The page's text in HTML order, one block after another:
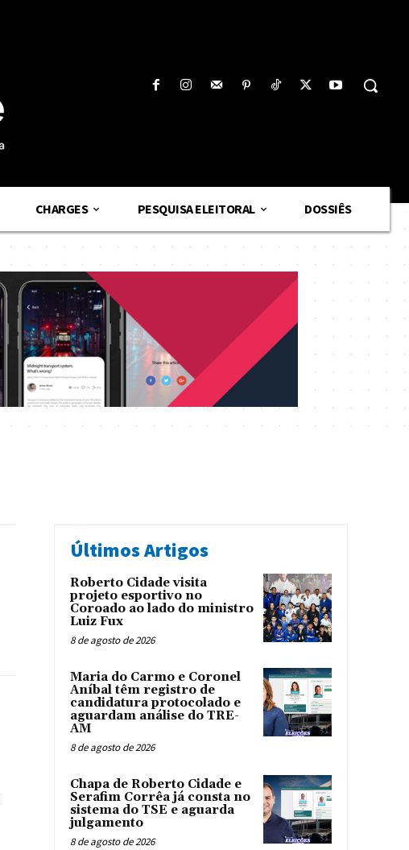
CHARGES PESQUISA ELEITORAL DOSSIÊS
Últimos Artigos
Roberto Cidade visita
projeto esportivo no
Coroado ao lado do ministro
Luiz Fux
8 de agosto de 2026
Maria do Carmo e Coronel
Aníbal têm registro de
candidatura protocolado e
aguardam análise do TRE-
AM
8 de agosto de 2026
Chapa de Roberto Cidade e
Serafim Corrêa já consta no
sistema do TSE e aguarda
julgamento
8 de agosto de 2026